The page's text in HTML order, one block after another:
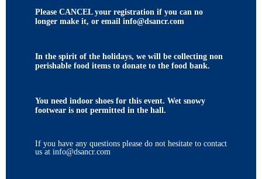
Please CANCEL your registration if you can no
longer make it, or email info@dsancr.com
In the spirit of the holidays, we will be collecting non
perishable food items to donate to the food bank.
You need indoor shoes for this event. Wet snowy
footwear is not permitted in the hall.
If you have any questions please do not hesitate to contact
us at info@dsancr.com